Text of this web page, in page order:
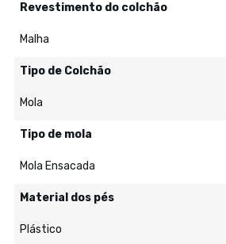
Revestimento do colchão
Malha
Tipo de Colchão
Mola
Tipo de mola
Mola Ensacada
Material dos pés
Plástico